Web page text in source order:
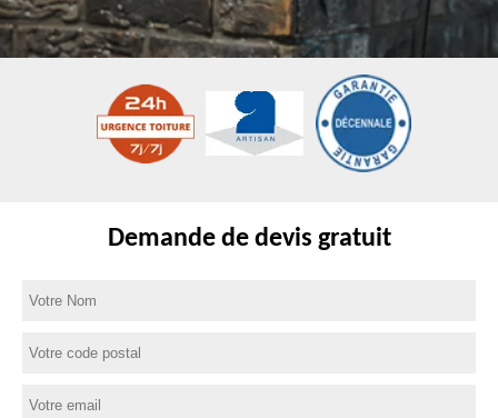
Demande de devis gratuit